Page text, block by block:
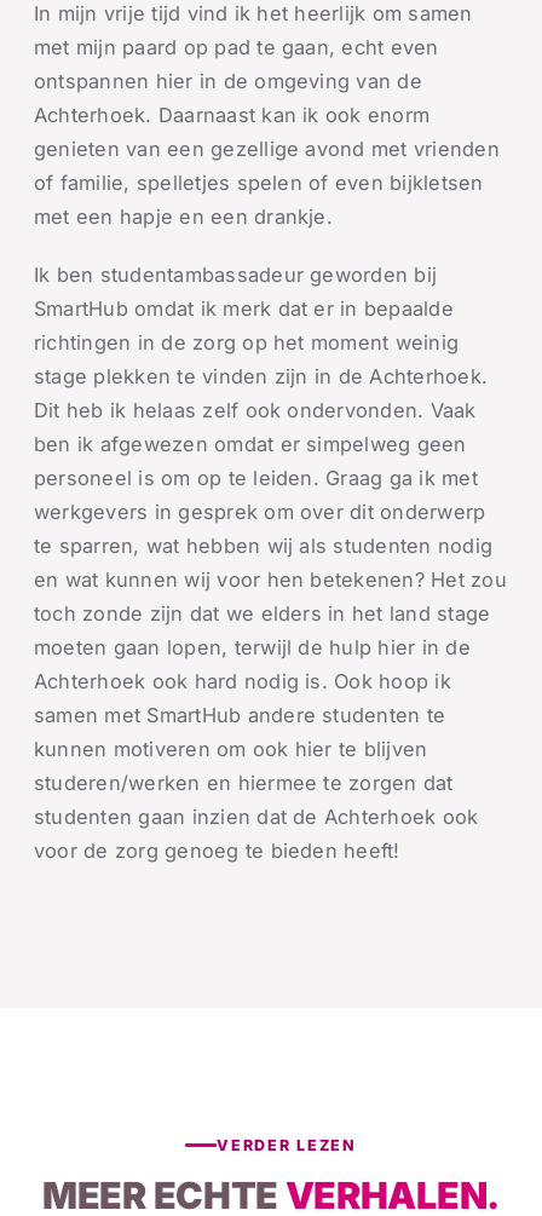
In mijn vrije tijd vind ik het heerlijk om samen
met mijn paard op pad te gaan, echt even
ontspannen hier in de omgeving van de
Achterhoek. Daarnaast kan ik ook enorm
genieten van een gezellige avond met vrienden
of familie, spelletjes spelen of even bijkletsen
met een hapje en een drankje.
Ik ben studentambassadeur geworden bij
SmartHub omdat ik merk dat er in bepaalde
richtingen in de zorg op het moment weinig
stage plekken te vinden zijn in de Achterhoek.
Dit heb ik helaas zelf ook ondervonden. Vaak
ben ik afgewezen omdat er simpelweg geen
personeel is om op te leiden. Graag ga ik met
werkgevers in gesprek om over dit onderwerp
te sparren, wat hebben wij als studenten nodig
en wat kunnen wij voor hen betekenen? Het zou
toch zonde zijn dat we elders in het land stage
moeten gaan lopen, terwijl de hulp hier in de
Achterhoek ook hard nodig is. Ook hoop ik
samen met SmartHub andere studenten te
kunnen motiveren om ook hier te blijven
studeren/werken en hiermee te zorgen dat
studenten gaan inzien dat de Achterhoek ook
voor de zorg genoeg te bieden heeft!
VERDER LEZEN
MEER ECHTEVERHALEN.